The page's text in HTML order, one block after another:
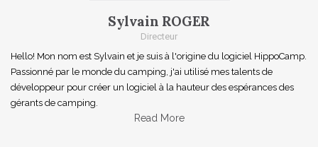
Sylvain ROGER
Directeur
Hello! Mon nom est Sylvain et je suis à l'origine du logiciel HippoCamp.
Passionné par le monde du camping, j'ai utilisé mes talents de
développeur pour créer un logiciel à la hauteur des espérances des
gérants de camping.
Read More